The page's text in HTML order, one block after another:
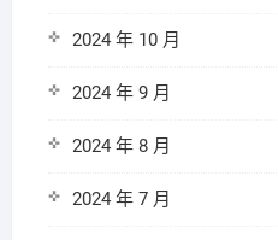
2024 年 10 月
2024 年 9 月
2024 年 8 月
2024 年 7 月